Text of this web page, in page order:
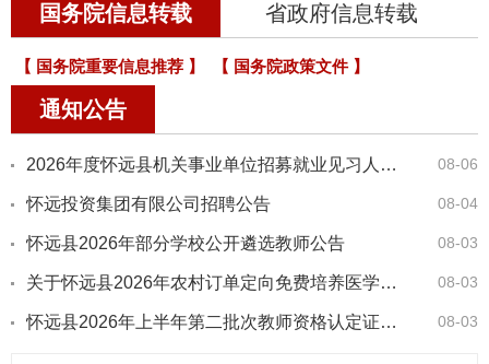
国务院信息转载 省政府信息转载
【 国务院重要信息推荐 】 【 国务院政策文件 】
通知公告
08-06
2026年度怀远县机关事业单位招募就业见习人员公告
08-04
怀远投资集团有限公司招聘公告
08-03
怀远县2026年部分学校公开遴选教师公告
08-03
关于怀远县2026年农村订单定向免费培养医学生专项招聘体检结果的公告（二）
08-03
怀远县2026年上半年第二批次教师资格认定证书发放及申请表领取的通知